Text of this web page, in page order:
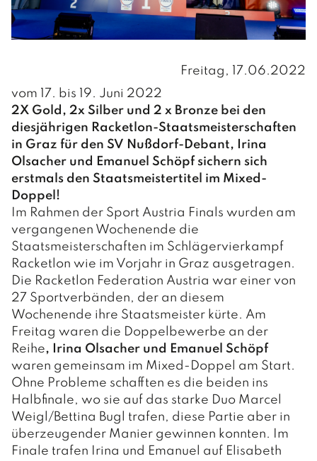
Gebühren/Steuern
Leerstandsabgabe
Vorsorge Stromausfall/Blackout
Wasserversorgung
Friedhöfe
GEMEINDE
PERSONEN UND KONTAKT
Verwaltung
Hausmeister / Reinigung
Bauhof
INFOS
Gemeindedaten
Chronik
POLITIK
BÜRGERMEISTER
GEMEINDERAT
GEMEINDERATSSITZUNGEN
AUSSCHÜSSE
LEBEN
FAMILIE & KINDER
O.K.-Zentrum Debant
GESUNDHEIT
vom 17. bis 19. Juni 2022
2X Gold, 2x Silber und 2 x Bronze bei den
diesjährigen Racketlon-Staatsmeisterschaften
in Graz für den SV Nußdorf-Debant, Irina
Olsacher und Emanuel Schöpf sichern sich
erstmals den Staatsmeistertitel im Mixed-
Doppel!
Im Rahmen der Sport Austria Finals wurden am
vergangenen Wochenende die
Staatsmeisterschaften im Schlägervierkampf
Racketlon wie im Vorjahr in Graz ausgetragen.
Die Racketlon Federation Austria war einer von
27 Sportverbänden, der an diesem
Wochenende ihre Staatsmeister kürte. Am
Freitag waren die Doppelbewerbe an der
Reihe, Irina Olsacher und Emanuel Schöpf
waren gemeinsam im Mixed-Doppel am Start.
Ohne Probleme schafften es die beiden ins
Halbfinale, wo sie auf das starke Duo Marcel
Weigl/Bettina Bugl trafen, diese Partie aber in
überzeugender Manier gewinnen konnten. Im
Finale trafen Irina und Emanuel auf Elisabeth
Freitag, 17.06.2022